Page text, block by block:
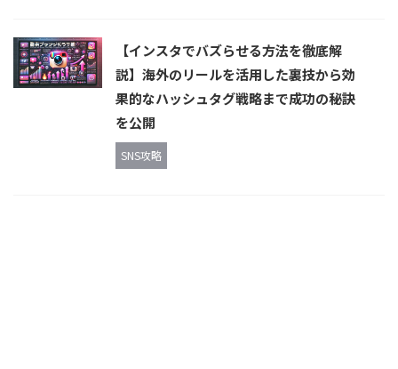
【インスタでバズらせる方法を徹底解
説】海外のリールを活用した裏技から効
果的なハッシュタグ戦略まで成功の秘訣
を公開
SNS攻略